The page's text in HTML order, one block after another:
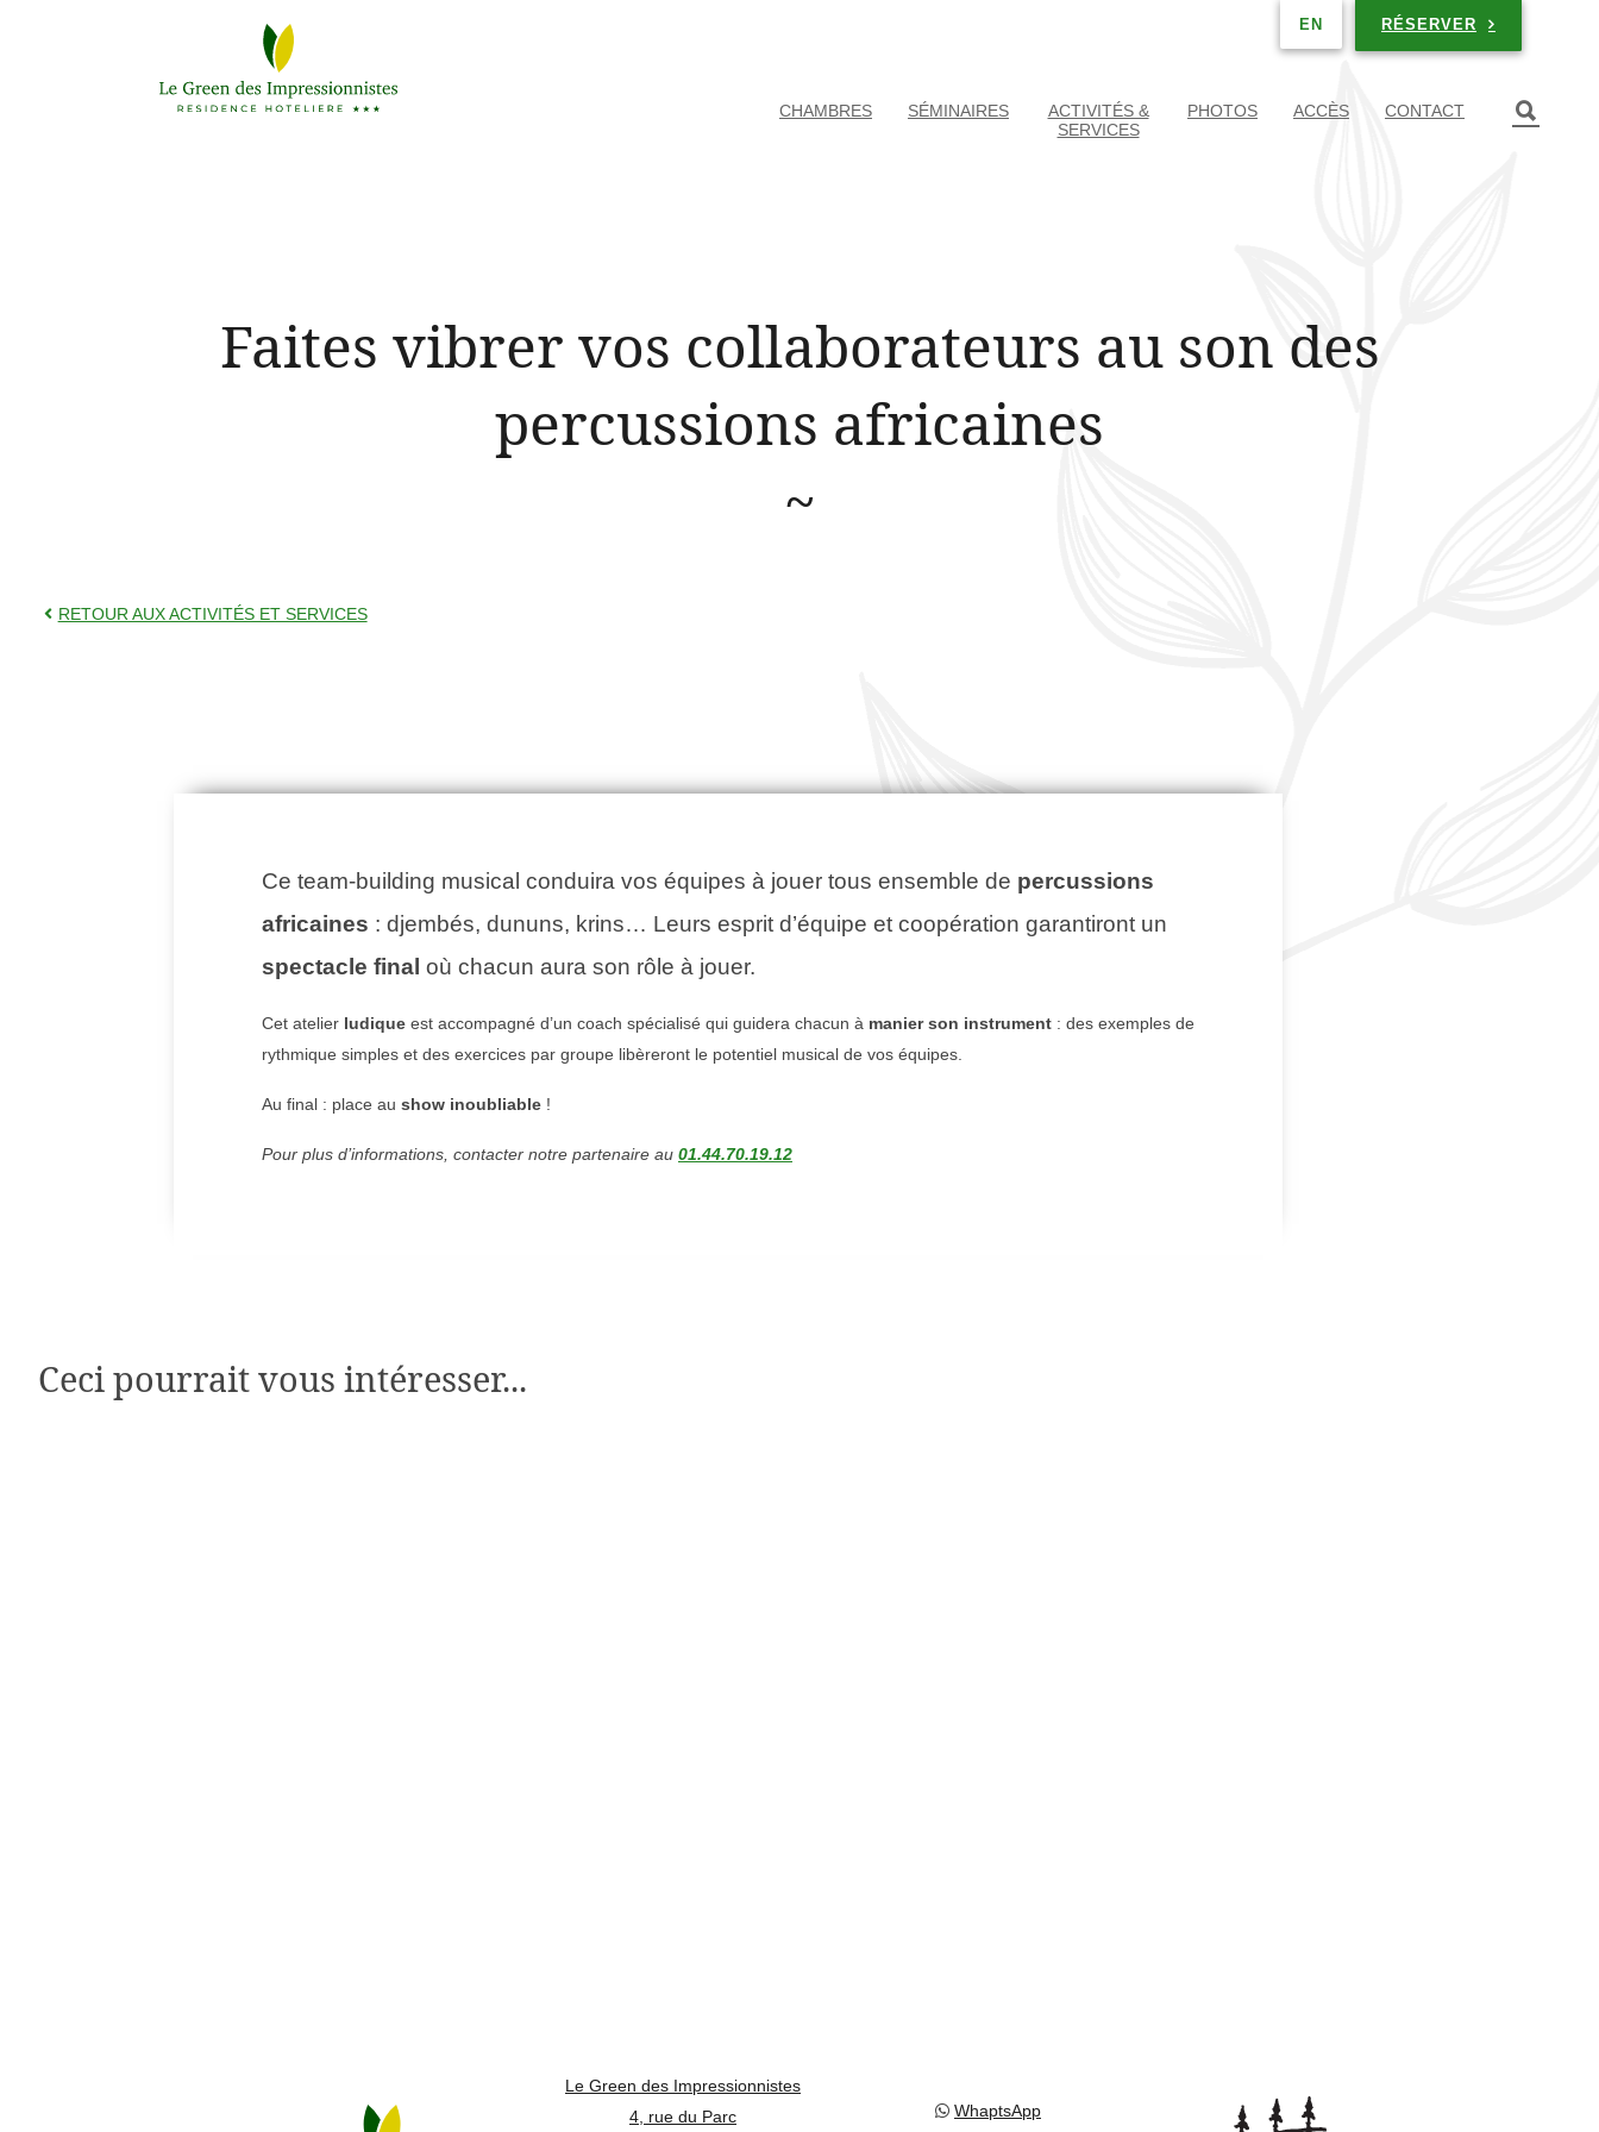
EN RÉSERVER
CHAMBRES SÉMINAIRES
ACTIVITÉS &
SERVICES
PHOTOS ACCÈS CONTACT
Faites vibrer vos collaborateurs au son des
percussions africaines
RETOUR AUX ACTIVITÉS ET SERVICES
Ce team-building musical conduira vos équipes à jouer tous ensemble de percussions
africaines : djembés, dununs, krins… Leurs esprit d’équipe et coopération garantiront un
spectacle final où chacun aura son rôle à jouer.
Cet atelier ludique est accompagné d’un coach spécialisé qui guidera chacun à manier son instrument : des exemples de
rythmique simples et des exercices par groupe libèreront le potentiel musical de vos équipes.
Au final : place au show inoubliable !
Pour plus d’informations, contacter notre partenaire au 01.44.70.19.12
Ceci pourrait vous intéresser...
Le Green des Impressionnistes
4, rue du Parc
WhaptsApp